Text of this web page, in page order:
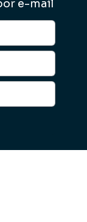
e-mail